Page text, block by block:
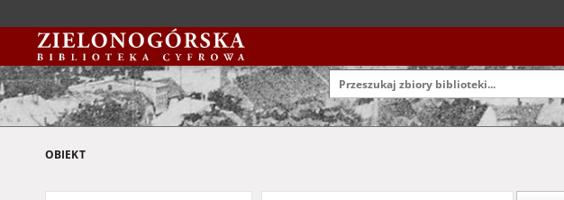
OBIEKT